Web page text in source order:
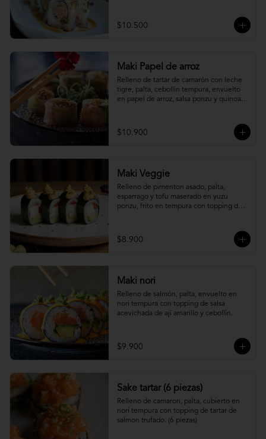
$10.500
Maki Papel de arroz
Relleno de tartar de camarón con leche
tigre, palta, cebollín tempura, envuelto
en papel de arroz, salsa ponzu y quinoa
$10.900
Maki Veggie
Relleno de pimenton asado, palta,
esparrago y tofu maserado en yuzu
ponzu, frito en tempura con topping de
$8.900
Maki nori
Relleno de salmón, palta, envuelto en
nori tempura con topping de salsa
acevichada de ají amarillo y cebollín.
$9.900
Sake tartar (6 piezas)
Relleno de camaron, palta, cubierto en
nori tempura con topping de tartar de
salmon trufado. (6 piezas)